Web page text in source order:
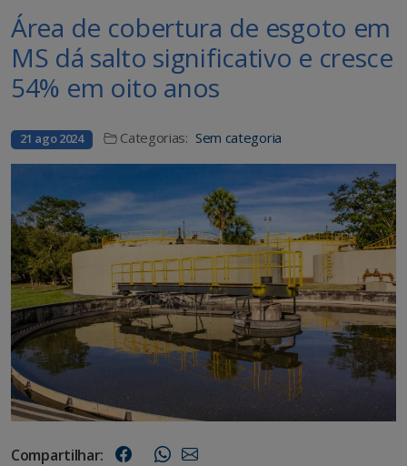
Área de cobertura de esgoto em
MS dá salto significativo e cresce
54% em oito anos
21 ago 2024 Categorias: Sem categoria
Compartilhar: